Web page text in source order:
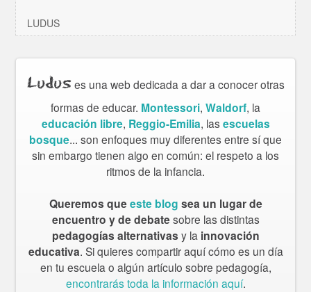
LUDUS
Luduses una web dedicada a dar a conocer otras
formas de educar. Montessori, Waldorf, la
educación libre, Reggio-Emilia, las escuelas
bosque... son enfoques muy diferentes entre sí que
sin embargo tienen algo en común: el respeto a los
ritmos de la infancia.
Queremos queeste blog sea un lugar de
encuentro y de debatesobre las distintas
pedagogías alternativas y la innovación
educativa. Si quieres compartir aquí cómo es un día
en tu escuela o algún artículo sobre pedagogía,
encontrarás toda la información aquí.